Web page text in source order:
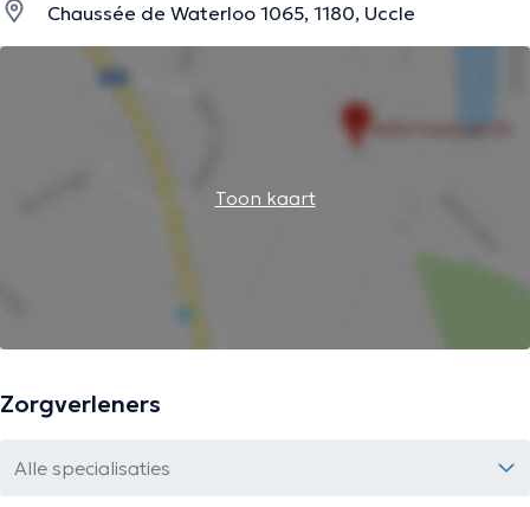
Chaussée de Waterloo 1065, 1180, Uccle
Toon kaart
Zorgverleners
Alle specialisaties